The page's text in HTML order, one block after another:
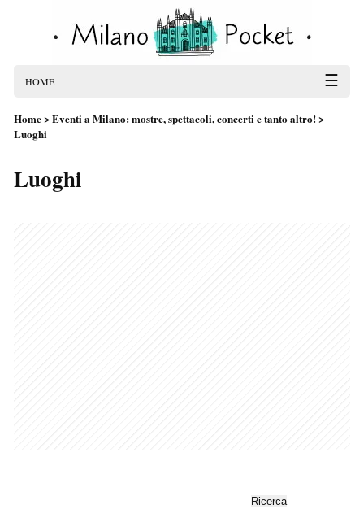
HOME ☰
Home>Eventi a Milano: mostre, spettacoli, concerti e tanto altro!>
Luoghi
Luoghi
Ricerca